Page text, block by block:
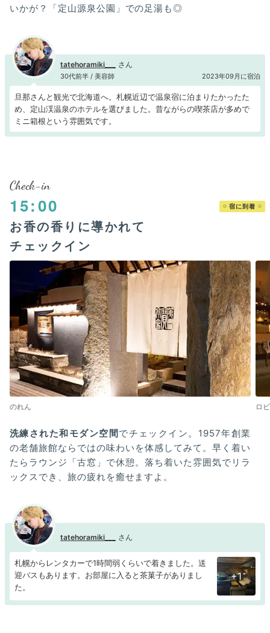
いかが？「定山源泉公園」での足湯も◎
tatehoramiki___
30代前半 / 美容師 2023年09月に宿泊
旦那さんと観光で北海道へ。札幌近辺で温泉宿に泊まりたかったた
め、定山渓温泉のホテルを選びました。昔ながらの喫茶店が多めで
ミニ箱根という雰囲気です。
Check-in
15:00 宿に到着
お香の香りに導かれて
チェックイン
のれん ロ
洗練された和モダン空間でチェックイン。1957年創業
の老舗旅館ならではの味わいを体感してみて。早く着い
たらラウンジ「古窓」で休憩。落ち着いた雰囲気でリラ
ックスでき、旅の疲れを癒せますよ。
tatehoramiki___
札幌からレンタカーで1時間弱くらいで着きました。送
迎バスもあります。お部屋に入ると茶菓子がありまし
た。
+1